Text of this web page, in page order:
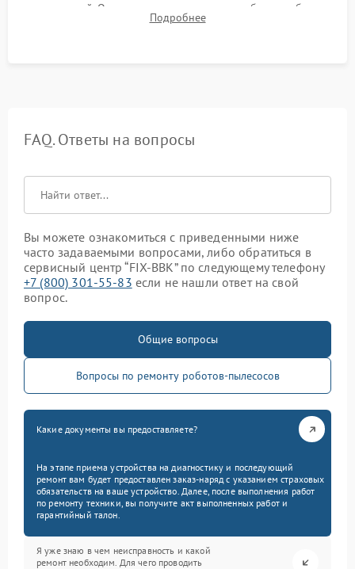
препятствий. Оценка силы всасывания и работы турбины.
Тестирование автоматического возврата на док-станцию и
Подробнее
FAQ. Ответы на вопросы
Вы можете ознакомиться с приведенными ниже
часто задаваемыми вопросами, либо обратиться в
сервисный центр “FIX-BBK” по следующему телефону
+7 (800) 301-55-83 если не нашли ответ на свой
вопрос.
Общие вопросы
Вопросы по ремонту роботов-пылесосов
Какие документы вы предоставляете?
На этапе приема устройства на диагностику и последующий
ремонт вам будет предоставлен заказ-наряд с указанием страховых
обязательств на ваше устройство. Далее, после выполнения работ
по ремонту техники, вы получите акт выполненных работ и
гарантийный талон.
Я уже знаю в чем неисправность и какой
ремонт необходим. Для чего проводить